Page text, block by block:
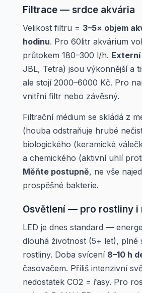
Filtrace — srdce akvária
Velikost filtru = 3–5× objem
hodinu. Pro 60litr akvárium
průtokem 180–300 l/h.
JBL, Tetra) jsou výkonnější a
ale stojí 2000–6000 Kč. Pro
vnitřní filtr nebo závěsný.
Filtrační médium se skládá z
(houba odstraňuje hrubé
biologického (keramické
a chemického (aktivní uhlí
Měňte postupně, ne vše
prospěšné bakterie.
Osvětlení — pro rostliny i
LED je dnes standard —
dlouhá životnost (5+ let), plné
rostliny. Doba svícení 8–10 h
časovačem. Příliš intenzivní
nedostatek CO2 = řasy. Pro